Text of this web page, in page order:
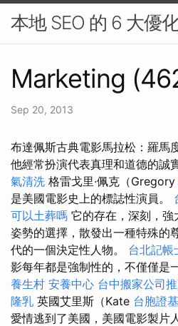
本地 SEO 的 6 大優
Marketing
Sep 20, 2013
布達佩斯古典電影馬拉松：羅馬
他經常扮演代表真理和道德的誠
氣清洗 格雷戈里·佩克（Gregory
是美國電影史上的標誌性演員。
可以土葬嗎 它的存在，深刻，
姿勢的選擇，散發出一種特殊的
代的一個決定性人物。 台北記帳
影每年都是強制性的，不僅僅是
養生村 安養中心 台中搬家公司
隆乳 英國艾里斯（Kate 台胞證
愛情逃到了美國，美國電影製片